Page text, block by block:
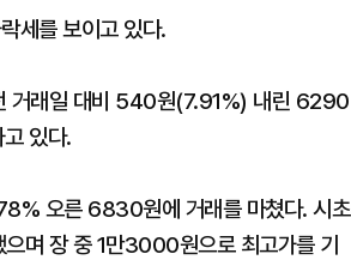
세를 보이고 있다.
거래일 대비 540원(7.91%) 내린 6290
있다.
오른 6830원에 거래를 마쳤다. 시초
며 장 중 1만3000원으로 최고가를 기